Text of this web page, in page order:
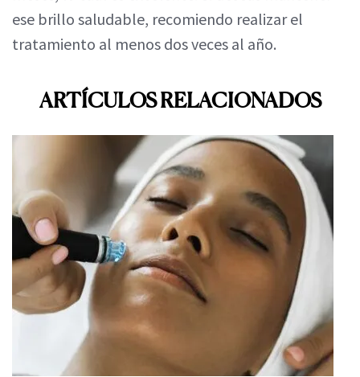
ese brillo saludable, recomiendo realizar el
tratamiento al menos dos veces al año.
ARTÍCULOS RELACIONADOS